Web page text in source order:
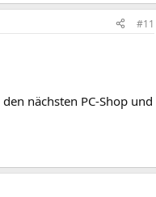
#11
nächsten PC-Shop und